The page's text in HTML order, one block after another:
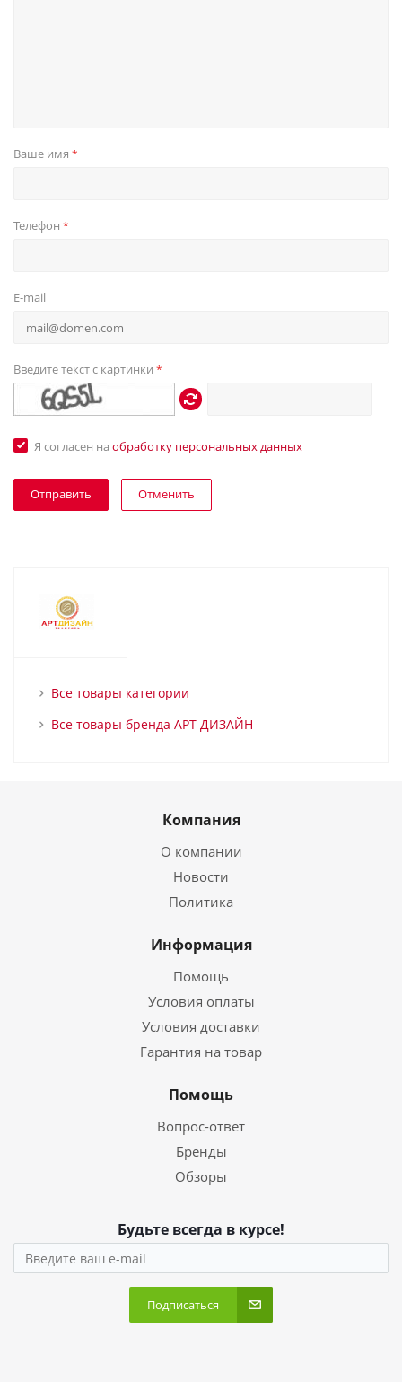
Ваше имя *
Телефон *
E-mail
Введите текст с картинки *
Я согласен на обработку персональных данных
Отменить
Все товары категории
Все товары бренда АРТ ДИЗАЙН
Компания
О компании
Новости
Политика
Информация
Помощь
Условия оплаты
Условия доставки
Гарантия на товар
Помощь
Вопрос-ответ
Бренды
Обзоры
Будьте всегда в курсе!
Подписаться